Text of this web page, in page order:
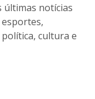
últimas notícias
cultura e